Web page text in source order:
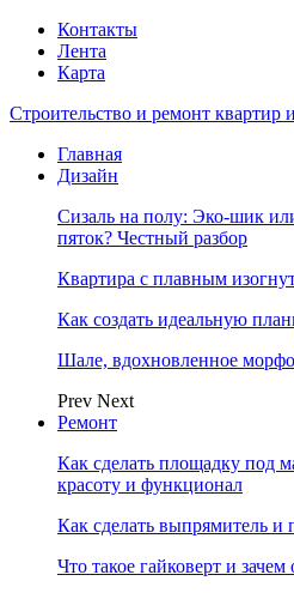
Контакты
Лента
Карта
Строительство и ремонт квартир
Главная
Дизайн
Сизаль на полу: Эко-шик
пяток? Честный разбор
Квартира с плавным
Как создать идеальную
Шале, вдохновленное
Prev Next
Ремонт
Как сделать площадку под
красоту и функционал
Как сделать выпрямитель
Что такое гайковерт и